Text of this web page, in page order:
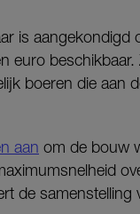
is aangekondigd
euro
boeren die aan
aan om de bouw
de samenstelling